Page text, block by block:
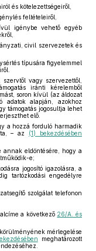
és kötelezettségeiről,
feltételeiről,
igénybe vehető egyéb
civil szervezetek és
típusára figyelemmel
vagy szervezettől,
iránti kérelemből
soron kívül (az áldozat
adatok alapján, azokhoz
támogatás jogosultja lehet
elő.
a hozzá forduló harmadik
– az (1) bekezdésében
annak eldöntésére, hogy a
e;
jogosító igazolásra, a
tartózkodási engedélyre
szolgálat telefonon
a következő 26/A. és
mérlegelése
meghatározott